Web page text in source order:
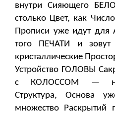
внутри Сияющего
столько Цвет, как
Прописи уже идут для
того ПЕЧАТИ и
кристаллические
Устройство ГОЛОВЫ
с КОЛОССОМ —
Структура, Основа
множество Раскрытий